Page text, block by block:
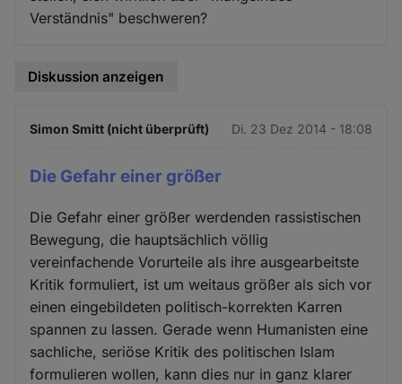
Verständnis" beschweren?
Diskussion anzeigen
Simon Smitt (nicht überprüft) Di. 23 Dez 2014 - 18:08
Die Gefahr einer größer
Die Gefahr einer größer werdenden rassistischen
Bewegung, die hauptsächlich völlig
vereinfachende Vorurteile als ihre ausgearbeitste
Kritik formuliert, ist um weitaus größer als sich vor
einen eingebildeten politisch-korrekten Karren
spannen zu lassen. Gerade wenn Humanisten eine
sachliche, seriöse Kritik des politischen Islam
formulieren wollen, kann dies nur in ganz klarer